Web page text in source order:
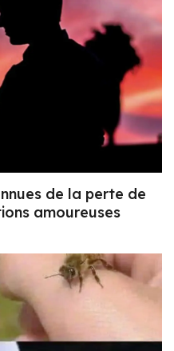
de la perte de
amoureuses